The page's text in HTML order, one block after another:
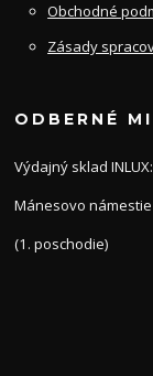
Obchodné
Zásady
ODBERNÉ
Výdajný sklad INLUX:
Mánesovo
(1. poschodie)